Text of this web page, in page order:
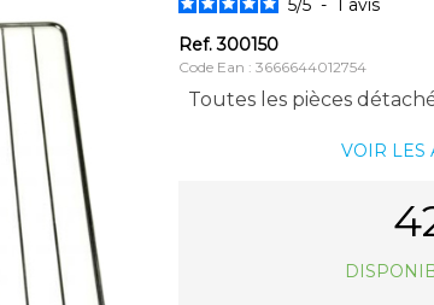
5/5 - 1 avis
Ref.300150
Code Ean : 3666644012754
Toutes les pièces
VOIR LES